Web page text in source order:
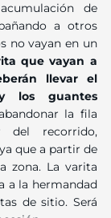
de
a otros
no vayan en un
que vayan a
llevar el
los guantes
la fila
recorrido,
que a partir de
zona. La varita
a la hermandad
de sitio. Será